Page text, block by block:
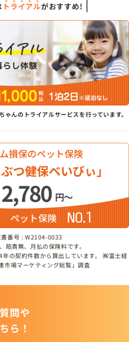
トライアルがおすすめ!
ゃんのトライアルサービスを行っています。
番号 : W2104-0033
賠責無、月払の保険料です。
の契約件数から算出しています。 ㈱富士経
市場マーケティング総覧」調査
問や
ら！